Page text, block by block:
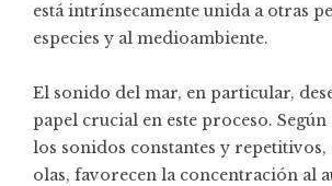
está intrínsecamente unida a otras
especies y al medioambiente.
El sonido del mar, en particular,
papel crucial en este proceso. Según
los sonidos constantes y repetitivos,
olas, favorecen la concentración al